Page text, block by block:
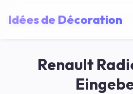
Idées de Décoration
Renault